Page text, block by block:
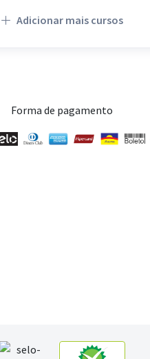
Adicionar mais cursos
Forma de pagamento